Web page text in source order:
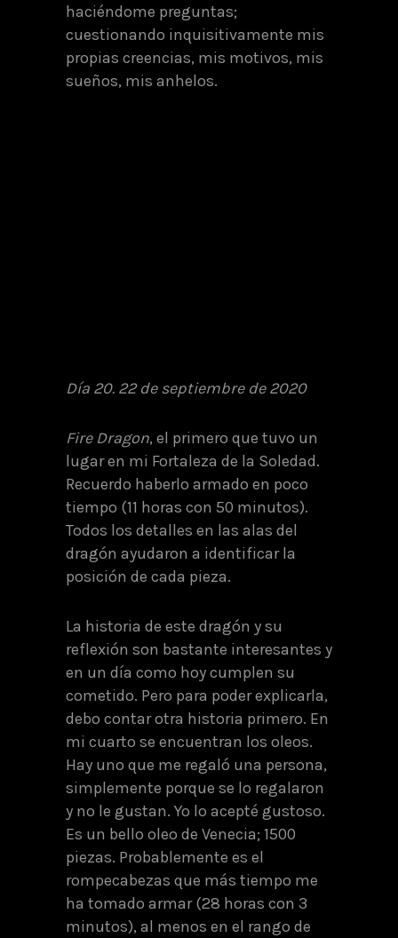
haciéndome preguntas;
cuestionando inquisitivamente mis
propias creencias, mis motivos, mis
sueños, mis anhelos.
Día 20. 22 de septiembre de 2020
Fire Dragon, el primero que tuvo un
lugar en mi Fortaleza de la Soledad.
Recuerdo haberlo armado en poco
tiempo (11 horas con 50 minutos).
Todos los detalles en las alas del
dragón ayudaron a identificar la
posición de cada pieza.
La historia de este dragón y su
reflexión son bastante interesantes y
en un día como hoy cumplen su
cometido. Pero para poder explicarla,
debo contar otra historia primero. En
mi cuarto se encuentran los oleos.
Hay uno que me regaló una persona,
simplemente porque se lo regalaron
y no le gustan. Yo lo acepté gustoso.
Es un bello oleo de Venecia; 1500
piezas. Probablemente es el
rompecabezas que más tiempo me
ha tomado armar (28 horas con 3
minutos), al menos en el rango de